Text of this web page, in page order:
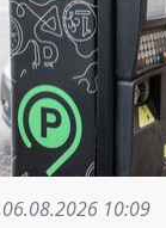
06.08.2026 10:09